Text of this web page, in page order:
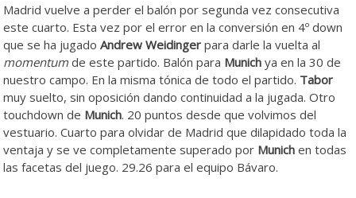
Madrid vuelve a perder el balón por segunda vez consecutiva
este cuarto. Esta vez por el error en la conversión en 4º down
que se ha jugadoAndrew Weidingerpara darle la vuelta al
momentum de este partido. Balón para Munich ya en la 30 de
nuestro campo. En la misma tónica de todo el partido. Tabor
muy suelto, sin oposición dando continuidad a la jugada. Otro
touchdown de Munich. 20 puntos desde que volvimos del
vestuario. Cuarto para olvidar de Madrid que dilapidado toda la
ventaja y se ve completamente superado por Munich en todas
las facetas del juego. 29.26 para el equipo Bávaro.